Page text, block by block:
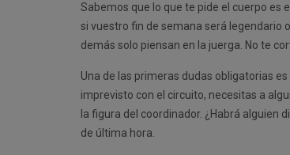
Sabemos que lo que te pide el cuerpo es
si vuestro fin de semana será legendario
demás solo piensan en la juerga. No te
Una de las primeras dudas obligatorias
imprevisto con el circuito, necesitas a
la figura del coordinador. ¿Habrá
de última hora.